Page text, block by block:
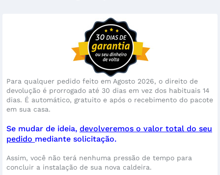
Para qualquer pedido feito em Agosto 2026, o direito de
devolução é prorrogado até 30 dias em vez dos habituais 14
dias. É automático, gratuito e após o recebimento do pacote
em sua casa.
Se mudar de ideia, devolveremos o valor total do seu
pedido mediante solicitação.
Assim, você não terá nenhuma pressão de tempo para
concluir a instalação de sua nova caldeira.